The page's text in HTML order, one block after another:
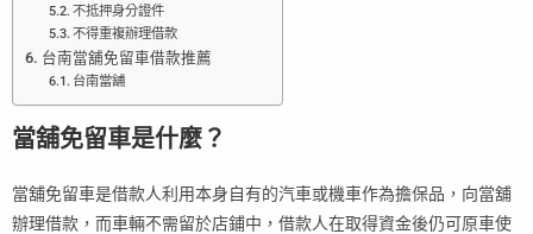
不抵押身分證件
不得重複辦理借款
台南當舖免留車借款推薦
台南當舖
當舖免留車是什麼？
當舖免留車是借款人利用本身自有的汽車或機車作為擔保品，向當舖
辦理借款，而車輛不需留於店鋪中，借款人在取得資金後仍可原車使